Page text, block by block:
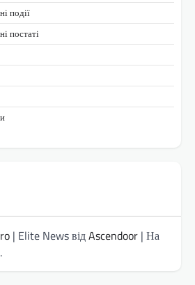
події
постаті
| Elite News відAscendoor | На
.